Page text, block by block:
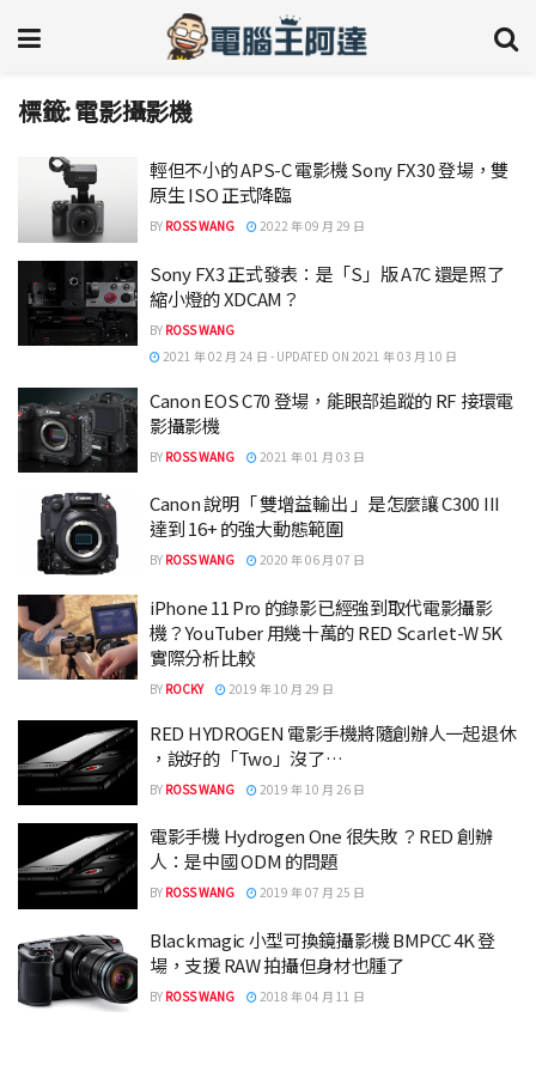
標籤:電影攝影機
輕但不小的 APS-C 電影機 Sony FX30 登場，雙
原生 ISO 正式降臨
BY ROSS WANG 2022 年 09 月 29 日
Sony FX3 正式發表：是「S」版 A7C 還是照了
縮小燈的 XDCAM？
BY ROSS WANG
2021 年 02 月 24 日 - UPDATED ON 2021 年 03 月 10 日
Canon EOS C70 登場，能眼部追蹤的 RF 接環電
影攝影機
BY ROSS WANG 2021 年 01 月 03 日
Canon 說明「 雙增益輸出 」是怎麼讓 C300 III
達到 16+ 的強大動態範圍
BY ROSS WANG 2020 年 06 月 07 日
iPhone 11 Pro 的錄影已經強到取代電影攝影
機？YouTuber 用幾十萬的 RED Scarlet-W 5K
實際分析比較
BY ROCKY 2019 年 10 月 29 日
RED HYDROGEN 電影手機將隨創辦人一起退休
，說好的「Two」沒了…
BY ROSS WANG 2019 年 10 月 26 日
電影手機 Hydrogen One 很失敗 ？RED 創辦
人：是中國 ODM 的問題
BY ROSS WANG 2019 年 07 月 25 日
Blackmagic 小型可換鏡攝影機 BMPCC 4K 登
場，支援 RAW 拍攝但身材也腫了
BY ROSS WANG 2018 年 04 月 11 日